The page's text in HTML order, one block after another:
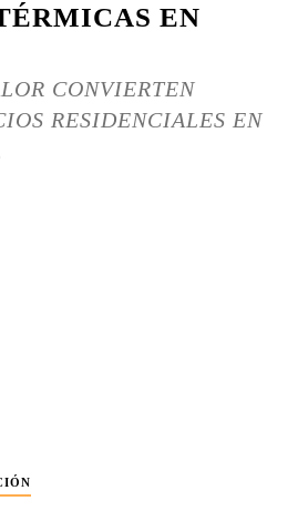
EN
CONVIERTEN
RESIDENCIALES EN